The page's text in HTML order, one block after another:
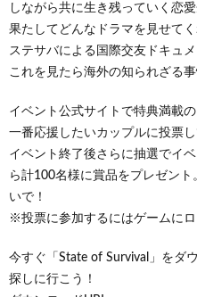
しながら共に生き残っていく恋愛
果たしてどんなドラマを見せてく
ステサバによる国際交友ドキュメ
これを見たら海外の知られざる
イベント公式サイトで特典満載
一番応援したいカップルに投票
イベント終了後さらに抽選でイ
ら計100名様に賞品をプレゼン
いで！
※投票に参加するにはゲームに
今すぐ「State of Survival」をダ
探しに行こう！